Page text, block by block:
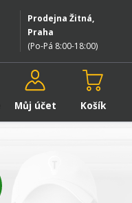
Prodejna Žitná,
Praha
(Po-Pá 8:00-18:00)
Můj účet Košík